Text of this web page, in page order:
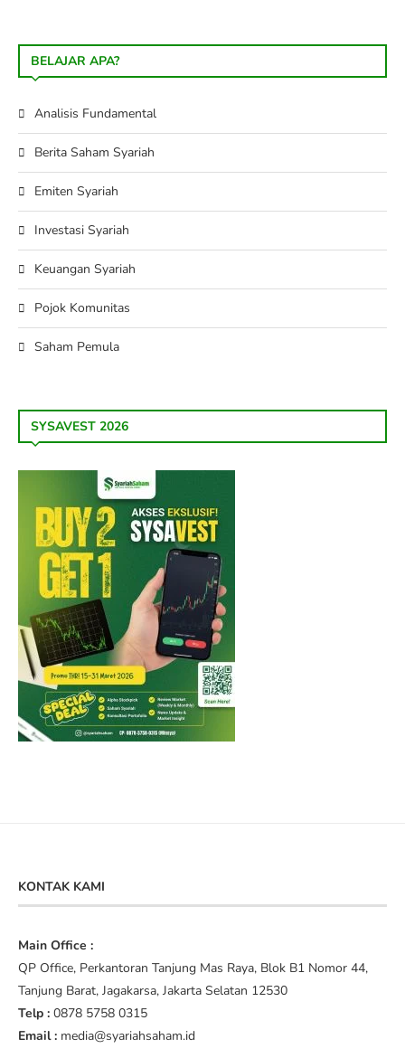
BELAJAR APA?
Analisis Fundamental
Berita Saham Syariah
Emiten Syariah
Investasi Syariah
Keuangan Syariah
Pojok Komunitas
Saham Pemula
SYSAVEST 2026
KONTAK KAMI
Main Office :
QP Office, Perkantoran Tanjung Mas Raya, Blok B1 Nomor 44,
Tanjung Barat, Jagakarsa, Jakarta Selatan 12530
Telp : 0878 5758 0315
Email : media@syariahsaham.id